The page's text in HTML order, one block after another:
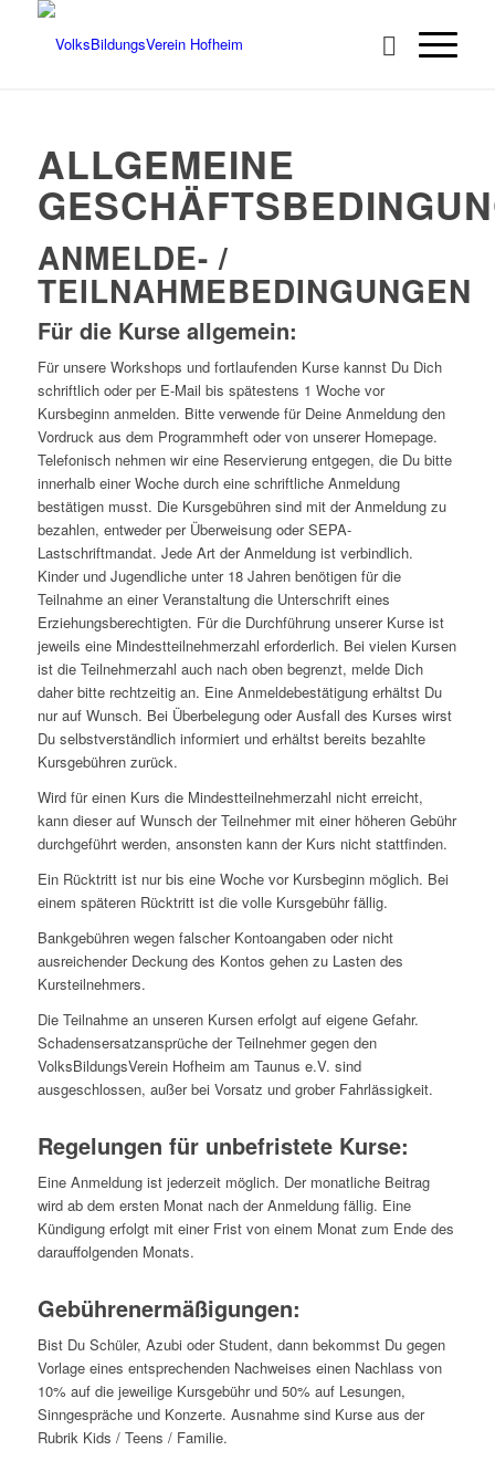
ALLGEMEINE
ANMELDE- /
TEILNAHMEBEDINGUNGEN
Für die Kurse allgemein:
Für unsere Workshops und fortlaufenden Kurse kannst Du Dich
schriftlich oder per E-Mail bis spätestens 1 Woche vor
Kursbeginn anmelden. Bitte verwende für Deine Anmeldung den
Vordruck aus dem Programmheft oder von unserer Homepage.
Telefonisch nehmen wir eine Reservierung entgegen, die Du bitte
innerhalb einer Woche durch eine schriftliche Anmeldung
bestätigen musst. Die Kursgebühren sind mit der Anmeldung zu
bezahlen, entweder per Überweisung oder SEPA-
Lastschriftmandat. Jede Art der Anmeldung ist verbindlich.
Kinder und Jugendliche unter 18 Jahren benötigen für die
Teilnahme an einer Veranstaltung die Unterschrift eines
Erziehungsberechtigten. Für die Durchführung unserer Kurse ist
jeweils eine Mindestteilnehmerzahl erforderlich. Bei vielen Kursen
ist die Teilnehmerzahl auch nach oben begrenzt, melde Dich
daher bitte rechtzeitig an. Eine Anmeldebestätigung erhältst Du
nur auf Wunsch. Bei Überbelegung oder Ausfall des Kurses wirst
Du selbstverständlich informiert und erhältst bereits bezahlte
Kursgebühren zurück.
Wird für einen Kurs die Mindestteilnehmerzahl nicht erreicht,
kann dieser auf Wunsch der Teilnehmer mit einer höheren Gebühr
durchgeführt werden, ansonsten kann der Kurs nicht stattfinden.
Ein Rücktritt ist nur bis eine Woche vor Kursbeginn möglich. Bei
einem späteren Rücktritt ist die volle Kursgebühr fällig.
Bankgebühren wegen falscher Kontoangaben oder nicht
ausreichender Deckung des Kontos gehen zu Lasten des
Kursteilnehmers.
Die Teilnahme an unseren Kursen erfolgt auf eigene Gefahr.
Schadensersatzansprüche der Teilnehmer gegen den
VolksBildungsVerein Hofheim am Taunus e.V. sind
ausgeschlossen, außer bei Vorsatz und grober Fahrlässigkeit.
Regelungen für unbefristete Kurse:
Eine Anmeldung ist jederzeit möglich. Der monatliche Beitrag
wird ab dem ersten Monat nach der Anmeldung fällig. Eine
Kündigung erfolgt mit einer Frist von einem Monat zum Ende des
darauffolgenden Monats.
Gebührenermäßigungen:
Bist Du Schüler, Azubi oder Student, dann bekommst Du gegen
Vorlage eines entsprechenden Nachweises einen Nachlass von
10% auf die jeweilige Kursgebühr und 50% auf Lesungen,
Sinngespräche und Konzerte. Ausnahme sind Kurse aus der
Rubrik Kids / Teens / Familie.